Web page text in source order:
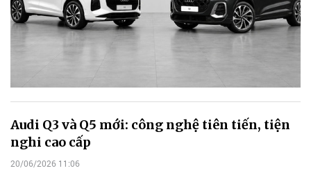
Audi Q3 và Q5 mới: công nghệ tiên tiến, tiện
nghi cao cấp
20/06/2026 11:06